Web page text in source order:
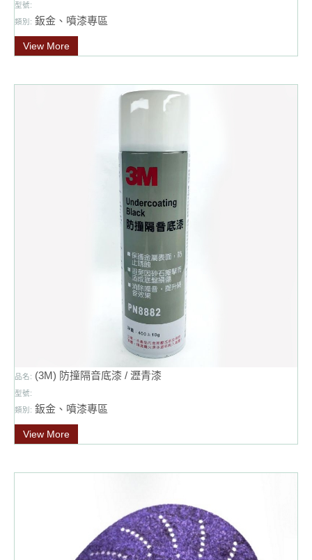
型號:
類別: 鈑金、噴漆專區
View More
品名: (3M) 防撞隔音底漆 / 瀝青漆
型號:
類別: 鈑金、噴漆專區
View More